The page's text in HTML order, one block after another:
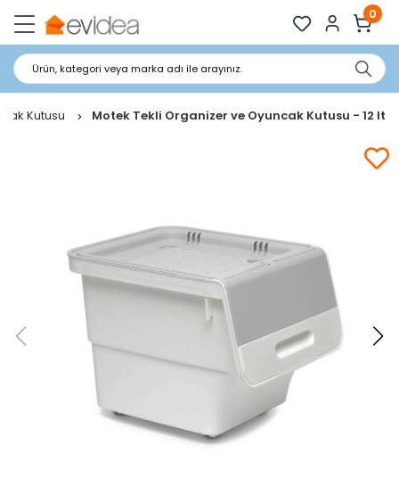
0
Ürün, kategori veya marka adı ile arayınız.
Kutusu Motek Tekli Organizer ve Oyuncak Kutusu - 12 lt